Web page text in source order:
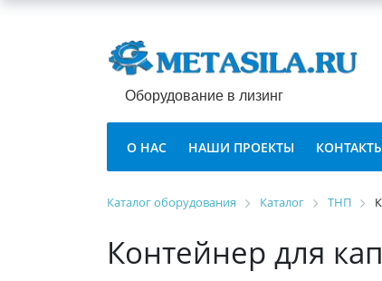
Оборудование в лизинг
О НАС НАШИ ПРОЕКТЫ
Каталог оборудования Каталог ТНП
Контейнер для